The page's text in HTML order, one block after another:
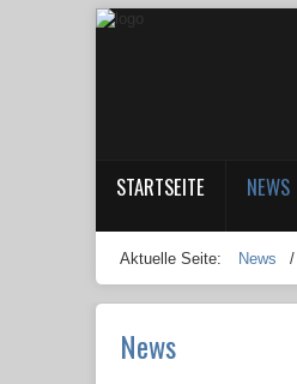
STARTSEITE NEWS
Aktuelle Seite: News /
News